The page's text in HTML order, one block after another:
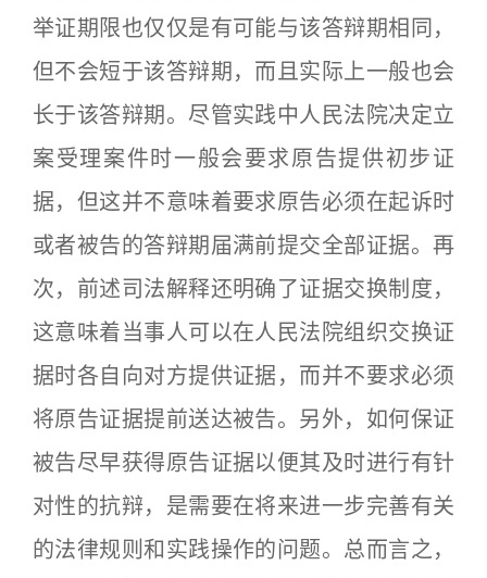
举证期限也仅仅是有可能与该答辩期相同，
但不会短于该答辩期，而且实际上一般也会
长于该答辩期。尽管实践中人民法院决定立
案受理案件时一般会要求原告提供初步证
据，但这并不意味着要求原告必须在起诉时
或者被告的答辩期届满前提交全部证据。再
次，前述司法解释还明确了证据交换制度，
这意味着当事人可以在人民法院组织交换证
据时各自向对方提供证据，而并不要求必须
将原告证据提前送达被告。另外，如何保证
被告尽早获得原告证据以便其及时进行有针
对性的抗辩，是需要在将来进一步完善有关
的法律规则和实践操作的问题。总而言之，